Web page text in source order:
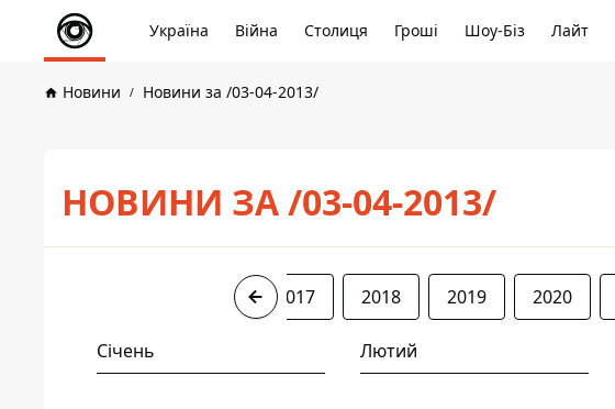
Україна Війна Столиця Гроші Шоу-Біз Лайт
Новини Новини за /03-04-2013/
НОВИНИ ЗА /03-04-2013/
2017 2018 2019 2020
Січень Лютий